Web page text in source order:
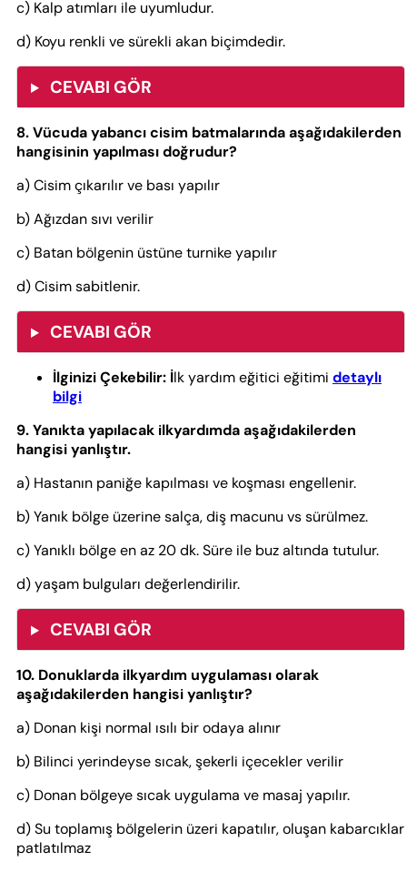
c) Kalp atımları ile uyumludur.
d) Koyu renkli ve sürekli akan biçimdedir.
CEVABI GÖR
8. Vücuda yabancı cisim batmalarında aşağıdakilerden
hangisinin yapılması doğrudur?
a) Cisim çıkarılır ve bası yapılır
b) Ağızdan sıvı verilir
c) Batan bölgenin üstüne turnike yapılır
d) Cisim sabitlenir.
CEVABI GÖR
İlginizi Çekebilir: İlk yardım eğitici eğitimi detaylı
bilgi
9. Yanıkta yapılacak ilkyardımda aşağıdakilerden
hangisi yanlıştır.
a) Hastanın paniğe kapılması ve koşması engellenir.
b) Yanık bölge üzerine salça, diş macunu vs sürülmez.
c) Yanıklı bölge en az 20 dk. Süre ile buz altında tutulur.
d) yaşam bulguları değerlendirilir.
CEVABI GÖR
10. Donuklarda ilkyardım uygulaması olarak
aşağıdakilerden hangisi yanlıştır?
a) Donan kişi normal ısılı bir odaya alınır
b) Bilinci yerindeyse sıcak, şekerli içecekler verilir
c) Donan bölgeye sıcak uygulama ve masaj yapılır.
d) Su toplamış bölgelerin üzeri kapatılır, oluşan kabarcıklar
patlatılmaz